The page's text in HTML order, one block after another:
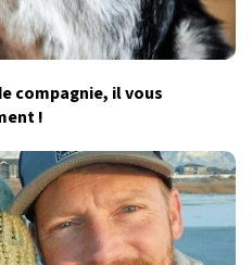
compagnie, il vous
!